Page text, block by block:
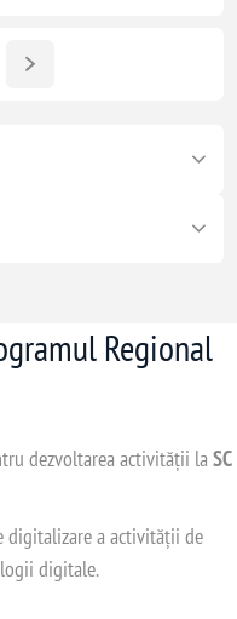
Regional
dezvoltarea activității laSC
digitalizare a activității de
digitale.